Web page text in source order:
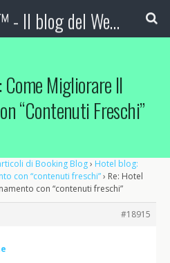
Booking Blog™ - Il blog del Web Marketing Turistico
Come Migliorare Il
“contenuti Freschi”
di Booking Blog› Hotel blog:
con “contenuti freschi”› Re: Hotel
con “contenuti freschi”
#18915